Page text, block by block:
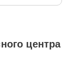
могут
о
ремонта -
центра